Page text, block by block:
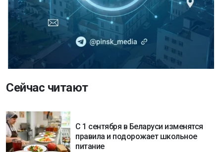
Сейчас читают
С 1 сентября в Беларуси изменятся
правила и подорожает школьное
питание